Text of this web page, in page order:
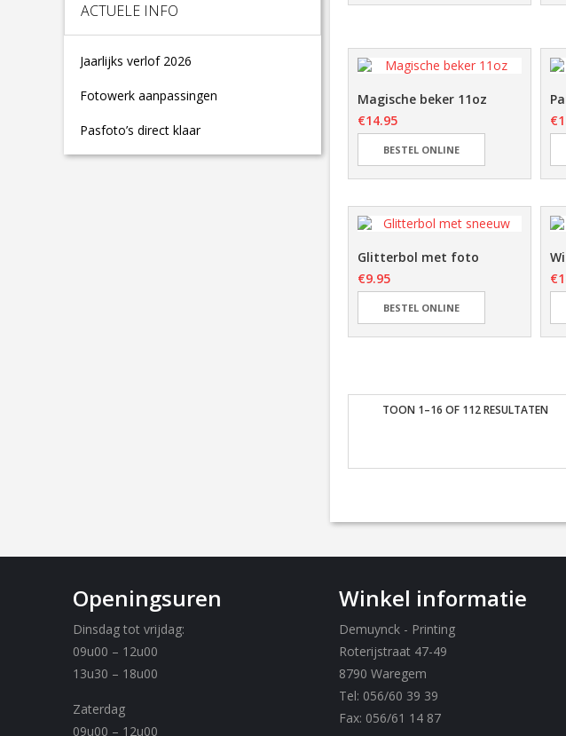
ACTUELE INFO
Jaarlijks verlof 2026
Fotowerk aanpassingen
Pasfoto’s direct klaar
Magische beker 11oz
€14.95
BESTEL ONLINE
€
Glitterbol met foto
€9.95
BESTEL ONLINE
€
TOON 1–16 OF 112 RESULTATEN
Openingsuren
Dinsdag tot vrijdag:
09u00 – 12u00
13u30 – 18u00
Zaterdag
09u00 – 12u00
Winkel informatie
Demuynck - Printing
Roterijstraat 47-49
8790 Waregem
Tel: 056/60 39 39
Fax: 056/61 14 87